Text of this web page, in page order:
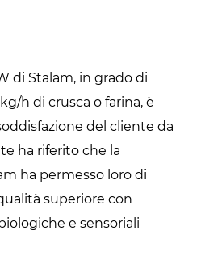
di Stalam, in grado di
h di crusca o farina, è
del cliente da
ha riferito che la
ha permesso loro di
superiore con
e sensoriali